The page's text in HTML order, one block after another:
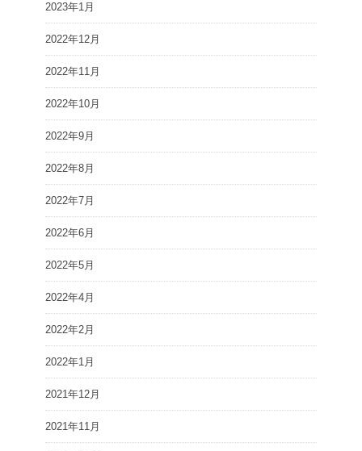
2023年1月
2022年12月
2022年11月
2022年10月
2022年9月
2022年8月
2022年7月
2022年6月
2022年5月
2022年4月
2022年2月
2022年1月
2021年12月
2021年11月